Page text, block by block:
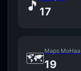
🎵 17
🗺️Maps MoHaa
19